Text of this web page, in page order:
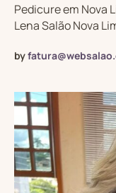
Pedicure em Nova
Lena Salão Nova
by